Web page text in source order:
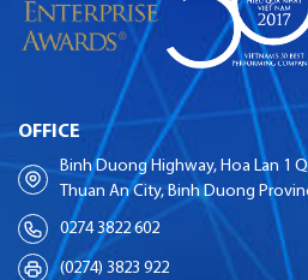
OFFICE
Binh Duong Highway, Hoa Lan 1
Thuan An City, Binh Duong
0274 3822 602
(0274) 3823 922